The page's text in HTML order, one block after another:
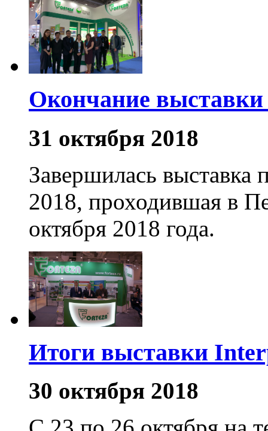
Окончание
31 октября 2018
Завершилась выставка
2018, проходившая в
октября 2018 года.
Итоги выставки
30 октября 2018